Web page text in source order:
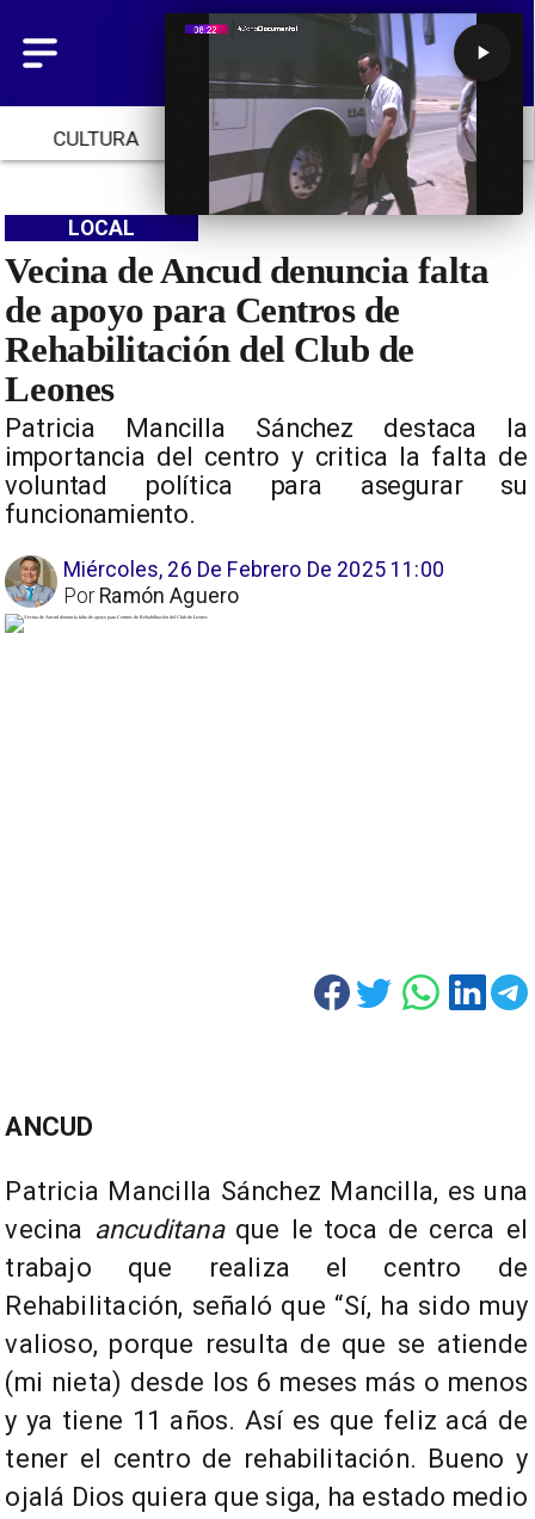
CULTURA TENDENCIAS INICIO
Vecina de Ancud denuncia falta
de apoyo para Centros de
Rehabilitación del Club de
Leones
Patricia Mancilla Sánchez destaca la
importancia del centro y critica la falta de
voluntad política para asegurar su
funcionamiento.
LOCAL
Miércoles, 26 De Febrero De 2025 11:00
Ramón Aguero
Por
ANCUD
Patricia Mancilla Sánchez Mancilla, es una
vecina ancuditanaque le toca de cerca el
trabajo que realiza el centro de
Rehabilitación, señaló que “Sí, ha sido muy
valioso, porque resulta de que se atiende
(mi nieta) desde los 6 meses más o menos
y ya tiene 11 años. Así es que feliz acá de
tener el centro de rehabilitación. Bueno y
ojalá Dios quiera que siga, ha estado medio